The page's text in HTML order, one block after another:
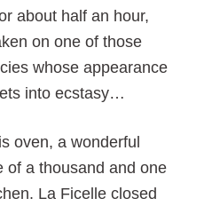
about half an hour,
on one of those
whose appearance
into ecstasy…
oven, a wonderful
of a thousand and one
La Ficelle closed